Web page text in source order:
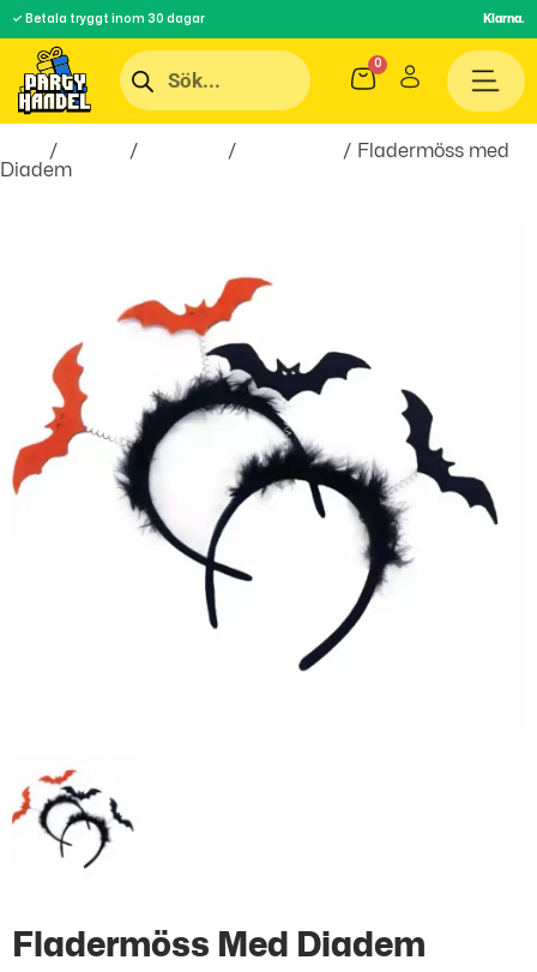
✓ Betala tryggt inom 30 dagar Klarna.
/ / /
/ Fladermöss med
Diadem
Fladermöss Med Diadem